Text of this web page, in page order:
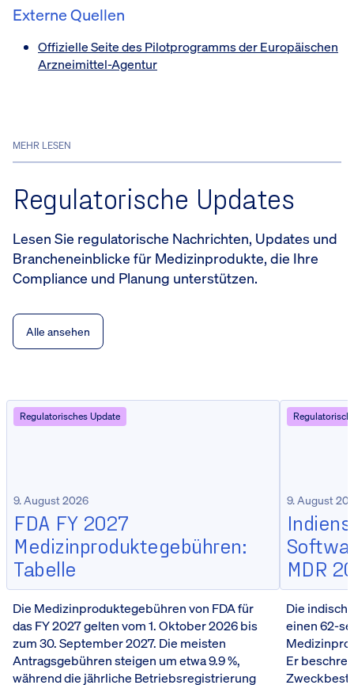
Externe Quellen
Offizielle Seite des Pilotprogramms der Europäischen
Arzneimittel-Agentur
MEHR LESEN
Regulatorische Updates
Lesen Sie regulatorische Nachrichten, Updates und
Brancheneinblicke für Medizinprodukte, die Ihre
Compliance und Planung unterstützen.
Alle ansehen
Regulatorisches Update
9. August 2026
FDA FY 2027
Medizinproduktegebühren:
Tabelle
Die Medizinproduktegebühren von FDA für
das FY 2027 gelten vom 1. Oktober 2026 bis
zum 30. September 2027. Die meisten
Antragsgebühren steigen um etwa 9.9 %,
während die jährliche Betriebsregistrierung
9. August
Indiens
MDR
Die
einen 62-
Er